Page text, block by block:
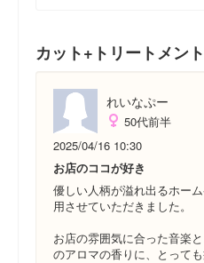
カット+トリートメン
れいなぷー
50代前半
2025/04/16 10:30
お店のココが好き
優しい人柄が溢れ出るホー
用させていただきました。
お店の雰囲気に合った音楽
のアロマの香りに、とっても